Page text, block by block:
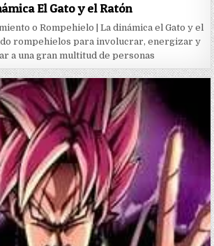
El Gato y el Ratón
o Rompehielo | La dinámica el Gato y el
rompehielos para involucrar, energizar y
a una gran multitud de personas